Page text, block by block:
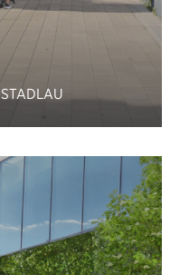
STADLAU